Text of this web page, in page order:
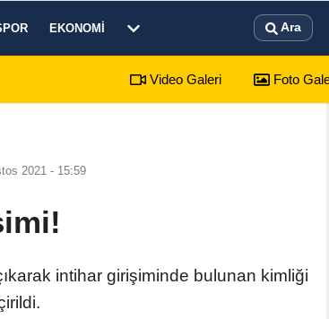
EKONOMI Ara
mezarlıkta yaşamına son verdi
Video Galeri Foto
2021 - 15:59
intihar girişiminde bulunan kimliği